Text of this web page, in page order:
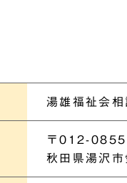
湯雄福祉会
〒012-0855
秋田県湯沢